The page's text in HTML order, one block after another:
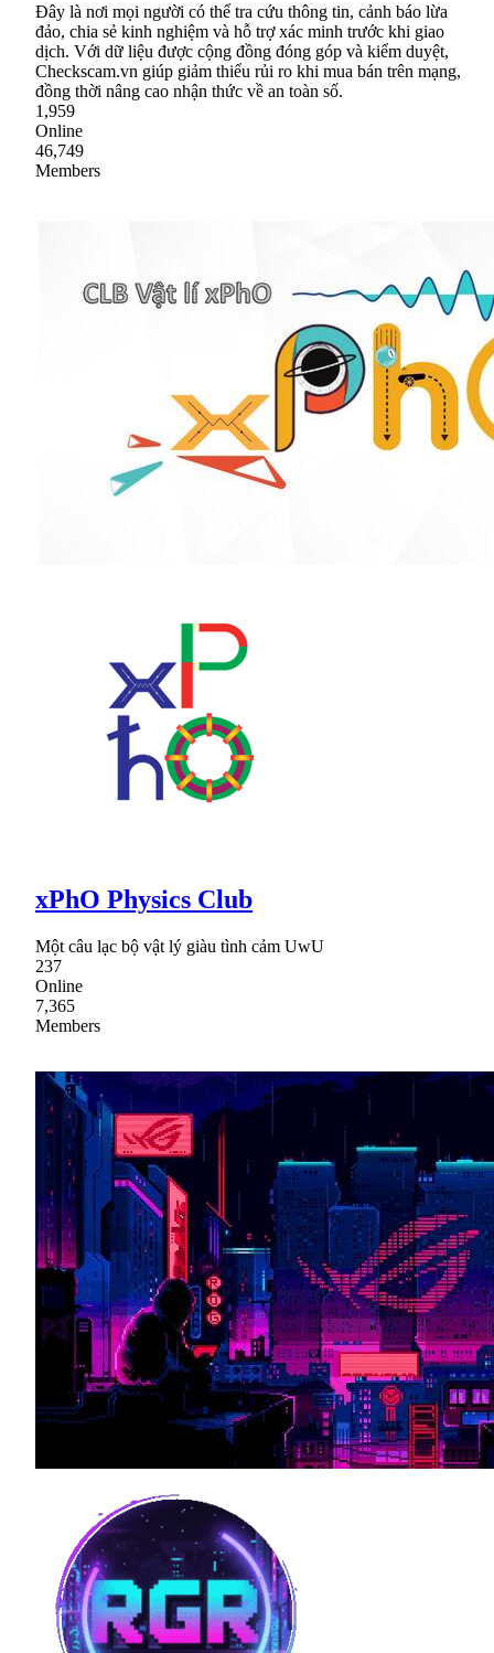
Đây là nơi mọi người có thể tra cứu thông tin, cảnh báo lừa
đảo, chia sẻ kinh nghiệm và hỗ trợ xác minh trước khi giao
dịch. Với dữ liệu được cộng đồng đóng góp và kiểm duyệt,
Checkscam.vn giúp giảm thiểu rủi ro khi mua bán trên mạng,
đồng thời nâng cao nhận thức về an toàn số.
1,959
Online
46,749
Members
xPhO Physics Club
Một câu lạc bộ vật lý giàu tình cảm UwU
237
Online
7,365
Members